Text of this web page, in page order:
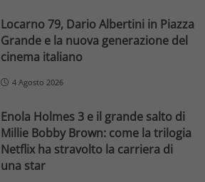
Locarno 79, Dario Albertini in Piazza
Grande e la nuova generazione del
cinema italiano
4 Agosto 2026
Enola Holmes 3 e il grande salto di
Millie Bobby Brown: come la trilogia
Netflix ha stravolto la carriera di
una star